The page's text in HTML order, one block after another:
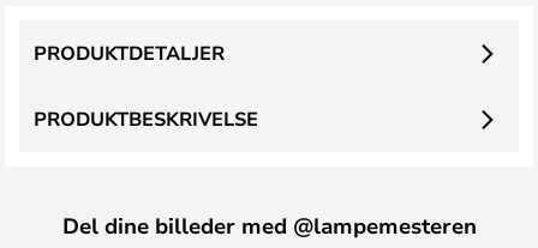
PRODUKTBESKRIVELSE
PRODUKTDETALJER
Del dine billeder med @lampemesteren